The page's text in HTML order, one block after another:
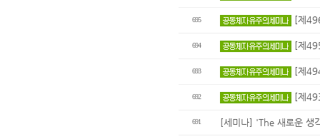
695 [제
694 [제
693 [제
692 [제
691 [세미나] 'The 새로운 생